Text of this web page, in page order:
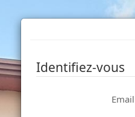
Identifiez-vous
Email